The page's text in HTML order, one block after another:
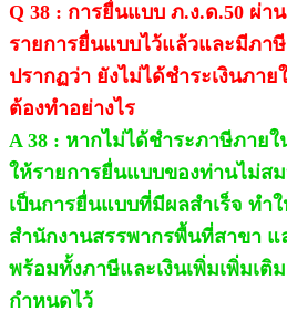
Q 38 : การยื่นแบบ ภ.ง.ด.50 ผ่า
รายการยื่นแบบไว้แล้วและมีภา
ปรากฏว่า ยังไม่ได้ชำระเงินภา
ต้องทำอย่างไร
A 38 : หากไม่ได้ชำระภาษีภายใ
ให้รายการยื่นแบบของท่านไม่ส
เป็นการยื่นแบบที่มีผลสำเร็จ ทำ
สำนักงานสรรพากรพื้นที่สาขา แ
พร้อมทั้งภาษีและเงินเพิ่มเพิ่มเติ
กำหนดไว้